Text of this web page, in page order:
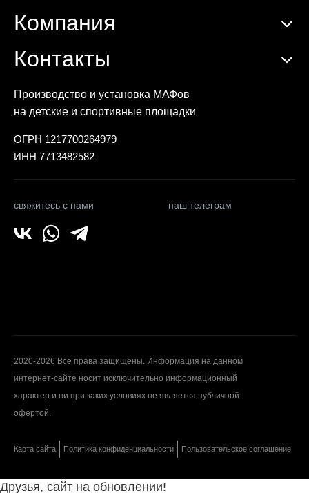
Производство и установка МАФов
на детские и спортивные площадки
ОГРН 1217700264979
ИНН 7713482582
свяжитесь с нами наш телеграм
Компания
Контакты
2020-2026 Все права защищены. Информация на данном
интернет-сайте носит исключительно информационный
характер и ни при каких условиях не является публичной
офертой.
Карта сайта Политика конфиденциальности Пользовательское соглашение
Друзья, сайт на обновлении!